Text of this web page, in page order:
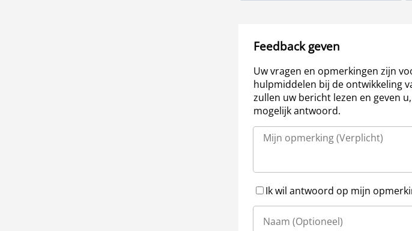
Feedback geven
Uw vragen en opmerkingen zijn
hulpmiddelen bij de ontwikkeling
zullen uw bericht lezen en geven
mogelijk antwoord.
Ik wil antwoord op mijn